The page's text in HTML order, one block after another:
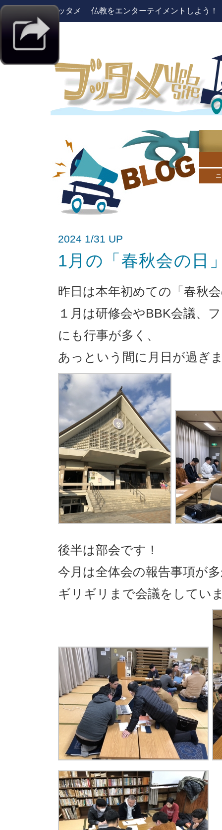
ブッタメ 仏教をエンターテイメントしよう
2024 1/31 UP
1月の「春秋会の日
昨日は本年初めての「春秋
１月は研修会やBBK会議、
にも行事が多く、
あっという間に月日が過ぎま
後半は部会です！
今月は全体会の報告事項が
ギリギリまで会議をしてい